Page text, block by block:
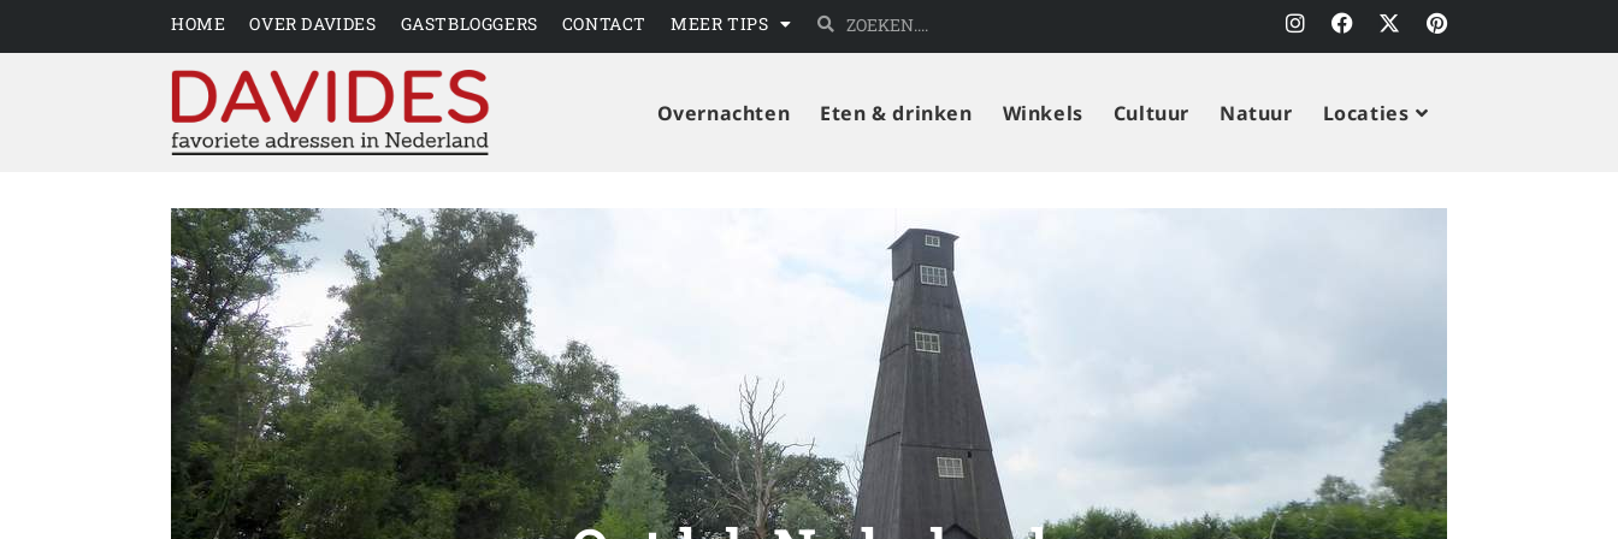
HOME OVER DAVIDES GASTBLOGGERS CONTACT MEER TIPS
Overnachten Eten & drinken Winkels Cultuur Natuur Locaties